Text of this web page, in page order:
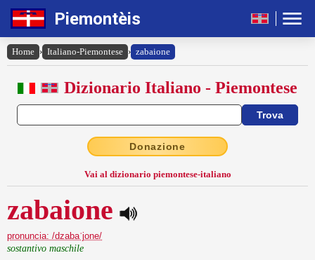
Piemontèis
Home › Italiano-Piemontese › zabaione
Dizionario Italiano - Piemontese
Donazione
Vai al dizionario piemontese-italiano
zabaione
pronuncia: /dzabaˈjone/
sostantivo maschile